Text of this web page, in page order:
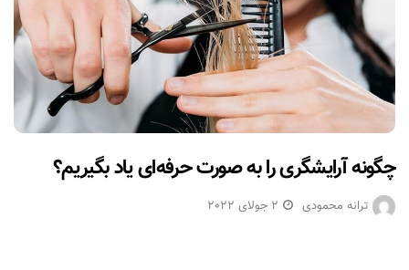
چگونه آرایشگری را به صورت حرفه‌ای یاد بگیریم؟
ترانه محمودی 2 جولای 2022